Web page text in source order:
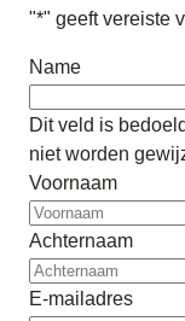
"*" geeft vereiste
Name
Dit veld is
niet worden
Voornaam
Achternaam
E-mailadres